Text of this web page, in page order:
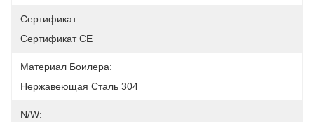
Сертификат:
Сертификат CE
Материал Боилера:
Нержавеющая Сталь 304
N/W: